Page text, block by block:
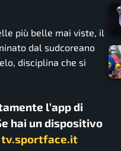
più belle mai viste, il
dal sudcoreano
disciplina che si
l’app di
hai un dispositivo
tv.sportface.it